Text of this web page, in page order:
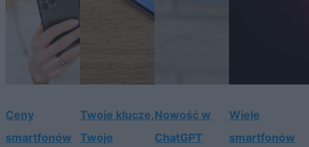
Ceny
smartfonów
Twoje klucze,
Twoje
Nowość w
ChatGPT
Wiele
smartfonów